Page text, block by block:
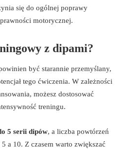
się do ogólnej poprawy
motorycznej.
z dipami?
być starannie przemyślany,
tego ćwiczenia. W zależności
możesz dostosować
treningu.
5 serii dipów, a liczba powtórzeń
a 10. Z czasem warto zwiększać